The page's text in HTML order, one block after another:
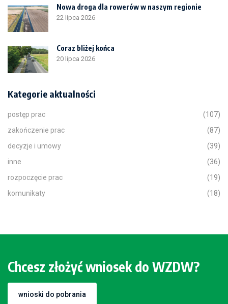
Nowa droga dla rowerów w naszym regionie
22 lipca 2026
Coraz bliżej końca
20 lipca 2026
Kategorie aktualności
postęp prac
(107)
zakończenie prac
(87)
decyzje i umowy
(39)
inne
(36)
rozpoczęcie prac
(19)
komunikaty
(18)
Chcesz złożyć wniosek do WZDW?
wnioski do pobrania